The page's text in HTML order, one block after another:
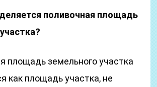
поливочная площадь
площадь земельного участка
как площадь участка, не